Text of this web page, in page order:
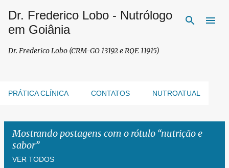
Pular para o conteúdo principal
Dr. Frederico Lobo - Nutrólogo
em Goiânia
Dr. Frederico Lobo (CRM-GO 13192 e RQE 11915)
PRÁTICA CLÍNICA CONTATOS NUTROATUAL
Mostrando postagens com o rótulo nutrição e
sabor
VER TODOS